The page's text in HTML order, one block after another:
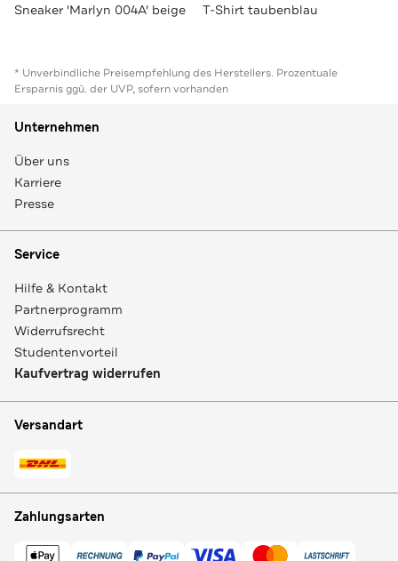
Sneaker 'Marlyn 004A' beige T-Shirt taubenblau
* Unverbindliche Preisempfehlung des Herstellers. Prozentuale
Ersparnis ggü. der UVP, sofern vorhanden
Unternehmen
Über uns
Karriere
Presse
Service
Hilfe & Kontakt
Partnerprogramm
Widerrufsrecht
Studentenvorteil
Kaufvertrag widerrufen
Versandart
Zahlungsarten